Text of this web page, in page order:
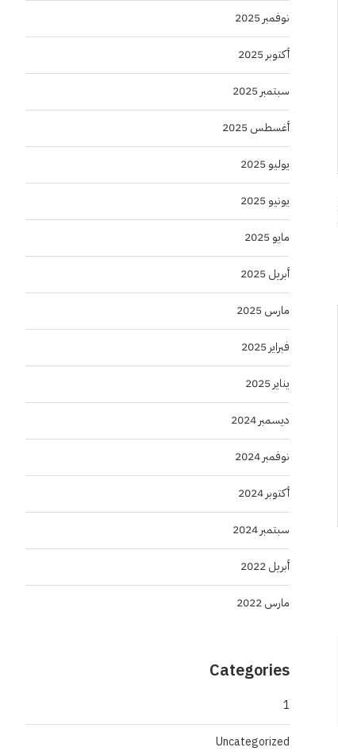
نوفمبر 2025
أكتوبر 2025
سبتمبر 2025
أغسطس 2025
يوليو 2025
يونيو 2025
مايو 2025
أبريل 2025
مارس 2025
فبراير 2025
يناير 2025
ديسمبر 2024
نوفمبر 2024
أكتوبر 2024
سبتمبر 2024
أبريل 2022
مارس 2022
Categories
1
Uncategorized